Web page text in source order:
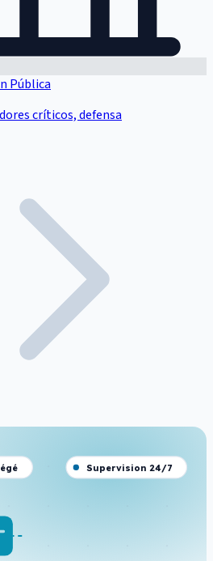
Pública
críticos, defensa
Supervision 24/7